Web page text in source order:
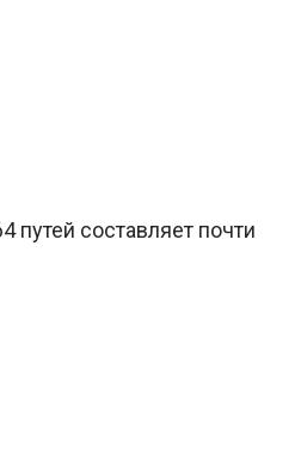
путей составляет почти